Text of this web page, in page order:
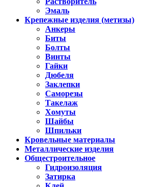
Эмаль
Крепежные изделия (метизы)
Анкеры
Биты
Болты
Винты
Гайки
Дюбеля
Заклепки
Саморезы
Такелаж
Хомуты
Шайбы
Шпильки
Кровельные материалы
Металлические изделия
Общестроительное
Гидроизоляция
Затирка